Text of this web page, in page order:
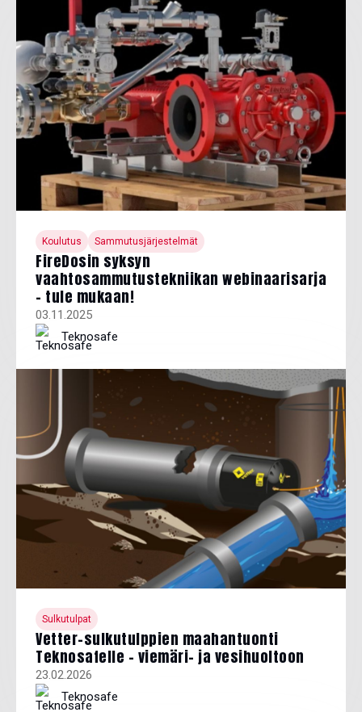
Koulutus Sammutusjärjestelmät
FireDosin syksyn
vaahtosammutustekniikan webinaarisarja
– tule mukaan!
03.11.2025
Teknosafe
Sulkutulpat
Vetter-sulkutulppien maahantuonti
Teknosafelle – viemäri- ja vesihuoltoon
23.02.2026
Teknosafe